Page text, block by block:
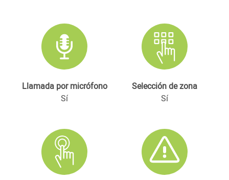
Llamada por micrófono
Sí
Selección de zona
Sí